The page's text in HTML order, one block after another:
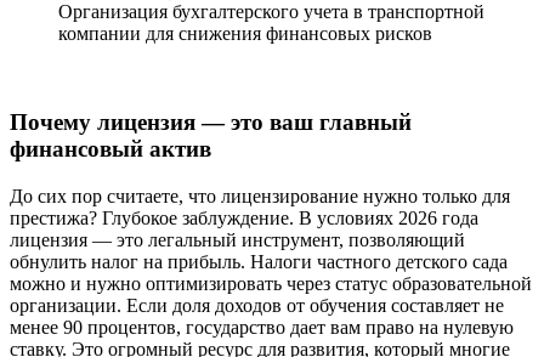
Организация бухгалтерского учета в транспортной
компании для снижения финансовых рисков
Почему лицензия — это ваш главный
финансовый актив
До сих пор считаете, что лицензирование нужно только для
престижа? Глубокое заблуждение. В условиях 2026 года
лицензия — это легальный инструмент, позволяющий
обнулить налог на прибыль. Налоги частного детского сада
можно и нужно оптимизировать через статус образовательной
организации. Если доля доходов от обучения составляет не
менее 90 процентов, государство дает вам право на нулевую
ставку. Это огромный ресурс для развития, который многие